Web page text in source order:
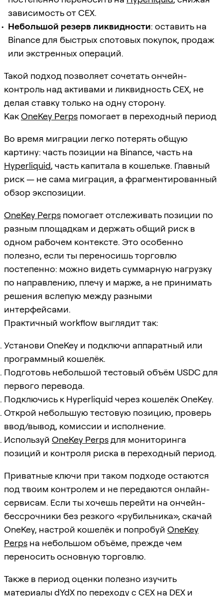
зависимость от CEX.
Небольшой резерв ликвидности: оставить на
Binance для быстрых спотовых покупок, продаж
или экстренных операций.
Такой подход позволяет сочетать ончейн-
контроль над активами и ликвидность CEX, не
делая ставку только на одну сторону.
КакOneKey Perps помогает в переходный период
Во время миграции легко потерять общую
картину: часть позиции на Binance, часть на
Hyperliquid, часть капитала в кошельке. Главный
риск — не сама миграция, а фрагментированный
обзор экспозиции.
OneKey Perps помогает отслеживать позиции по
разным площадкам и держать общий риск в
одном рабочем контексте. Это особенно
полезно, если ты переносишь торговлю
постепенно: можно видеть суммарную нагрузку
по направлению, плечу и марже, а не принимать
решения вслепую между разными
интерфейсами.
Практичный workflow выглядит так:
Установи OneKey и подключи аппаратный или
программный кошелёк.
Подготовь небольшой тестовый объём USDC для
первого перевода.
Подключись к Hyperliquid через кошелёк OneKey.
Открой небольшую тестовую позицию, проверь
ввод/вывод, комиссии и исполнение.
Используй OneKey Perpsдля мониторинга
позиций и контроля риска в переходный период.
Приватные ключи при таком подходе остаются
под твоим контролем и не передаются онлайн-
сервисам. Если ты хочешь перейти на ончейн-
бессрочники без резкого «рубильника», скачай
OneKey, настрой кошелёк и попробуй OneKey
Perps на небольшом объёме, прежде чем
переносить основную торговлю.
Также в период оценки полезно изучить
материалы dYdX по переходу с CEX на DEX и